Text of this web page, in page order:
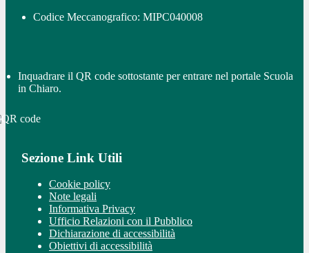
Codice Meccanografico: MIPC040008
Inquadrare il QR code sottostante per entrare nel portale Scuola
in Chiaro.
Sezione Link Utili
Cookie policy
Note legali
Informativa Privacy
Ufficio Relazioni con il Pubblico
Dichiarazione di accessibilità
Obiettivi di accessibilità